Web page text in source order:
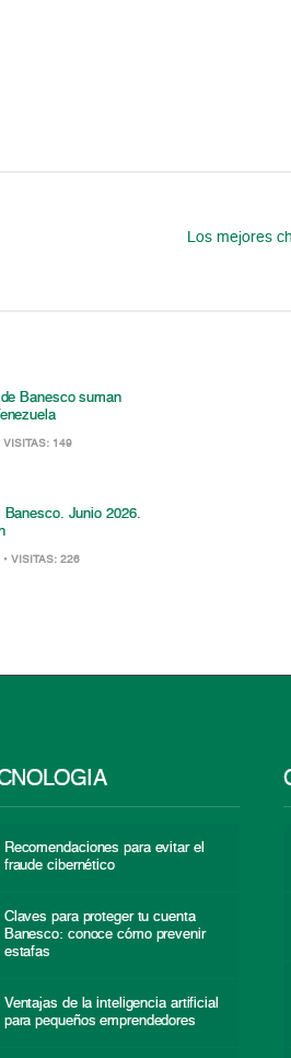
Los mejores
Banesco suman
VISITAS: 149
Banesco. Junio 2026.
• VISITAS: 226
Recomendaciones para evitar el
fraude cibernético
Claves para proteger tu cuenta
Banesco: conoce cómo prevenir
estafas
Ventajas de la inteligencia artificial
para pequeños emprendedores